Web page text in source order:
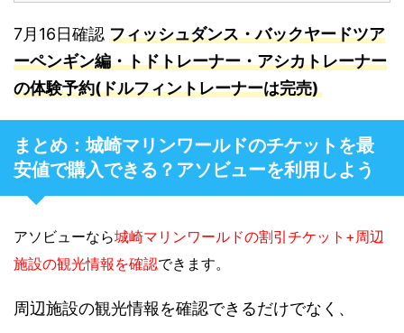
7月16日確認 フィッシュダンス・バックヤードツア
ーペンギン編・トドトレーナー・アシカトレーナー
の体験予約(ドルフィントレーナーは完売)
まとめ：城崎マリンワールドのチケットを最
安値で購入できる？アソビューを利用しよう
アソビューなら城崎マリンワールドの割引チケット+周辺
施設の観光情報を確認できます。
周辺施設の観光情報を確認できるだけでなく、